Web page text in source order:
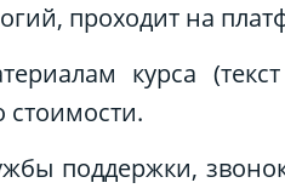
проходит на
курса (текст
стоимости.
поддержки,